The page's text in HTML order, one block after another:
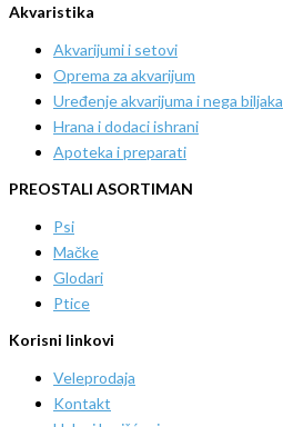
Akvaristika
Akvarijumi i setovi
Oprema za akvarijum
Uređenje akvarijuma i nega biljaka
Hrana i dodaci ishrani
Apoteka i preparati
PREOSTALI ASORTIMAN
Psi
Mačke
Glodari
Ptice
Korisni linkovi
Veleprodaja
Kontakt